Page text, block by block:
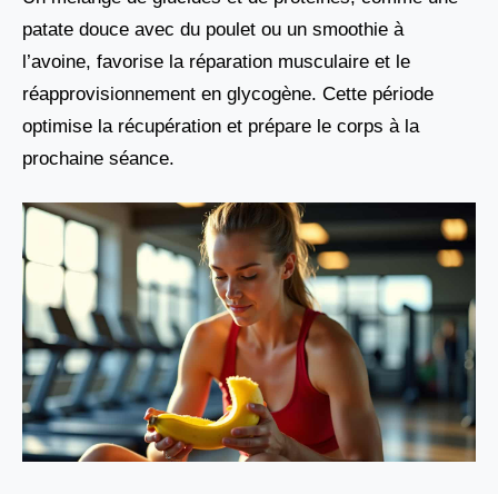
patate douce avec du poulet ou un smoothie à
l’avoine, favorise la réparation musculaire et le
réapprovisionnement en glycogène. Cette période
optimise la récupération et prépare le corps à la
prochaine séance.